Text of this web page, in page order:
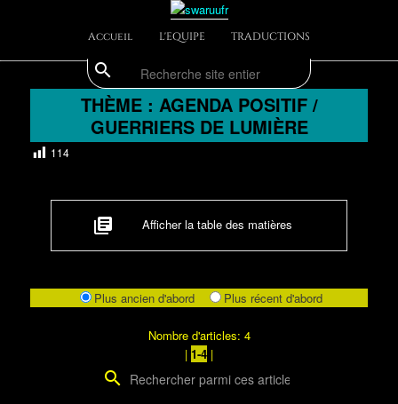
principalswaruufr
Divulgations Swaruurienne et Taygetienne
search Recherche
Accueil L'EQUIPE TRADUCTIONS
THÈME : AGENDA POSITIF /
GUERRIERS DE LUMIÈRE
114
library_books Afficher la table des matières
Plus ancien d'abord Plus récent d'abord
Nombre d'articles: 4
| 1-4 |
search